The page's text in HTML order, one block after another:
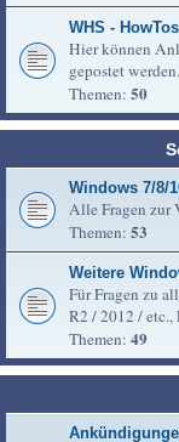
WHS -
Hier können
gepostet werden.
Themen: 50
Windows 7/8/
Alle Fragen zur
Themen: 53
Weitere
Für Fragen zu
R2 / 2012 / etc.,
Themen: 49